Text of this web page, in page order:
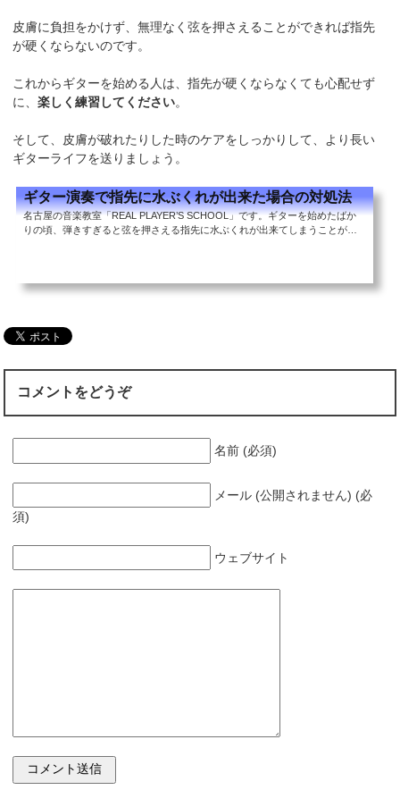
皮膚に負担をかけず、無理なく弦を押さえることができれば指先
が硬くならないのです。
これからギターを始める人は、指先が硬くならなくても心配せず
に、楽しく練習してください。
そして、皮膚が破れたりした時のケアをしっかりして、より長い
ギターライフを送りましょう。
ギター演奏で指先に水ぶくれが出来た場合の対処法
名古屋の音楽教室「REAL PLAYER’S SCHOOL」です。ギターを始めたばか
りの頃、弾きすぎると弦を押さえる指先に水ぶくれが出来てしまうことがあ
（タップで各項目へジャンプできます） 水ぶくれの出来る流れ 水ぶくれが出
コメントをどうぞ
名前 (必須)
メール (公開されません) (必
須)
ウェブサイト